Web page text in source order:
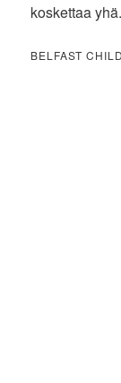
koskettaa yhä.
BELFAST CHILD